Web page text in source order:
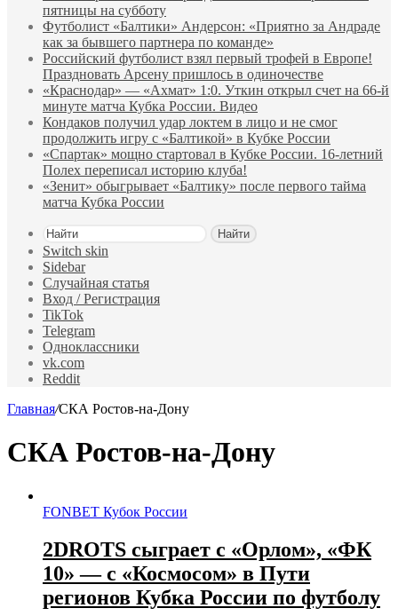
пятницы на субботу
Футболист «Балтики» Андерсон: «Приятно за Андраде
как за бывшего партнера по команде»
Российский футболист взял первый трофей в Европе!
Праздновать Арсену пришлось в одиночестве
«Краснодар» — «Ахмат» 1:0. Уткин открыл счет на 66‑й
минуте матча Кубка России. Видео
Кондаков получил удар локтем в лицо и не смог
продолжить игру с «Балтикой» в Кубке России
«Спартак» мощно стартовал в Кубке России. 16-летний
Полех переписал историю клуба!
«Зенит» обыгрывает «Балтику» после первого тайма
матча Кубка России
Найти
Switch skin
Sidebar
Случайная статья
Вход / Регистрация
TikTok
Telegram
Одноклассники
vk.com
Reddit
Главная/СКА Ростов-на-Дону
СКА Ростов-на-Дону
FONBET Кубок России
2DROTS сыграет с «Орлом», «ФК
10» — с «Космосом» в Пути
регионов Кубка России по футболу